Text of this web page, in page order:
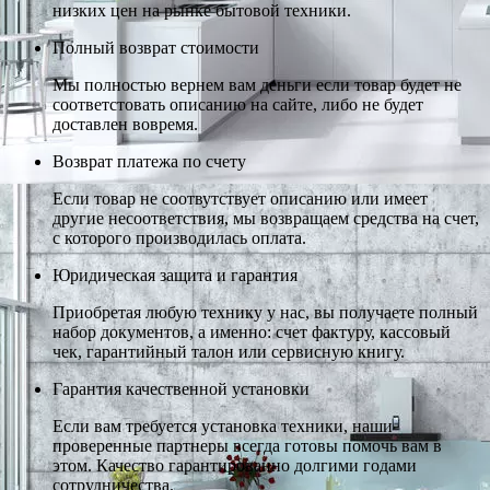
низких цен на рынке бытовой техники.
Полный возврат стоимости
Мы полностью вернем вам деньги если товар будет не
соответстовать описанию на сайте, либо не будет
доставлен вовремя.
Возврат платежа по счету
Если товар не соотвутствует описанию или имеет
другие несоответствия, мы возвращаем средства на счет,
с которого производилась оплата.
Юридическая защита и гарантия
Приобретая любую технику у нас, вы получаете полный
набор документов, а именно: счет фактуру, кассовый
чек, гарантийный талон или сервисную книгу.
Гарантия качественной установки
Если вам требуется установка техники, наши
проверенные партнеры всегда готовы помочь вам в
этом. Качество гарантированно долгими годами
сотрудничества.